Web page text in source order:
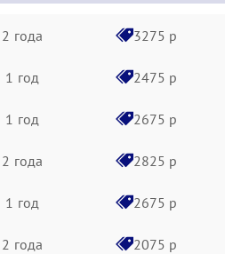
2 года 3275 р
1 год 2475 р
1 год 2675 р
2 года 2825 р
1 год 2675 р
2 года 2075 р